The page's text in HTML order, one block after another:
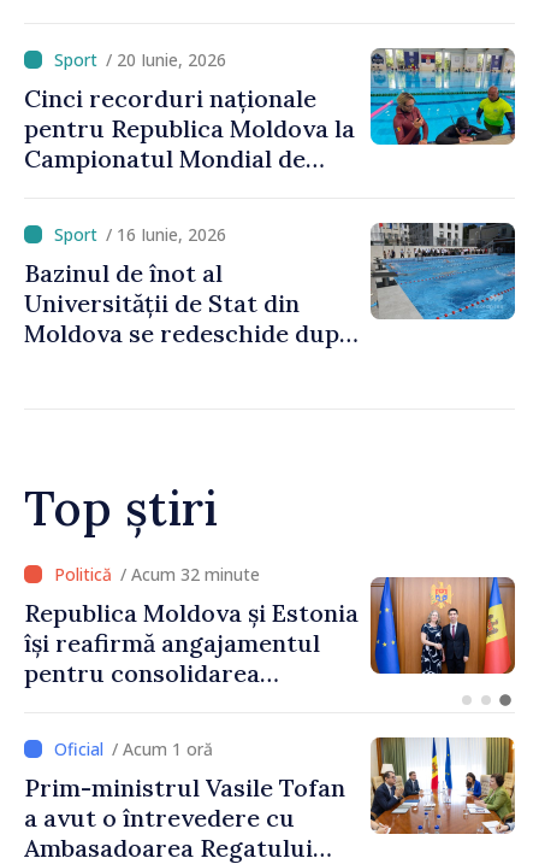
după o pauză de 25 de ani
/ 20 Iunie, 2026
Cinci recorduri naționale
pentru Republica Moldova la
Campionatul Mondial de
/ 16 Iunie, 2026
Bazinul de înot al
Universității de Stat din
Moldova se redeschide după
Top știri
/ Acum 26 minute
Poliția îndeamnă șoferii să
respecte regulile de
circulație în contextul
perioada concediilor
/ Acum 1 oră
Prim-ministrul Vasile Tofan
a avut o întrevedere cu
Ambasadoarea Regatului